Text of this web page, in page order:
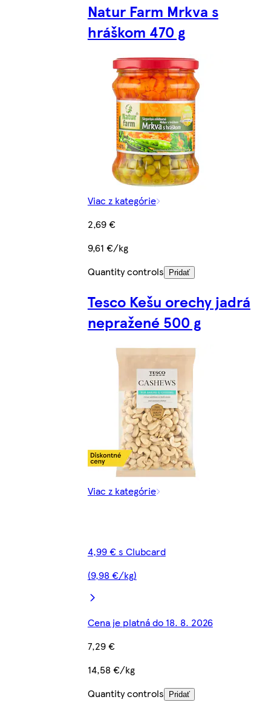
Natur Farm Mrkva s
hráškom 470 g
Viac z kategórie
2,69 €
9,61 €/kg
Quantity controls
Pridať
Tesco Kešu orechy jadrá
nepražené 500 g
Viac z kategórie
4,99 € s Clubcard
(9,98 €/kg)
Cena je platná do 18. 8. 2026
7,29 €
14,58 €/kg
Quantity controls
Pridať